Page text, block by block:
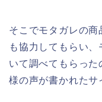
そこでモタガレの商
も協力してもらい
いて調べてもらっ
様の声が書かれたサ